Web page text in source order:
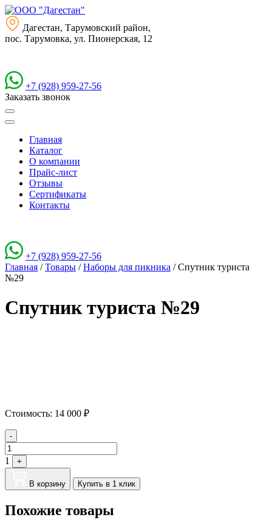
Дагестан, Тарумовский район,
пос. Тарумовка, ул. Пионерская, 12
+7 (928) 959-27-56
Заказать звонок
Главная
Каталог
О компании
Прайс-лист
Отзывы
Сертификаты
Контакты
+7 (928) 959-27-56
Главная / Товары / Наборы для пикника / Спутник туриста
№29
Спутник туриста №29
Стоимость: 14 000 ₽
Quantity
-
1 +
В корзину Купить в 1 клик
Похожие товары